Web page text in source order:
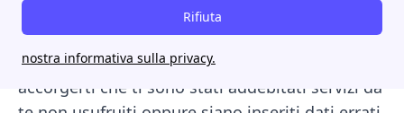
Rifiuta
nostra informativa sulla privacy.
Rimborso bolletta telefonica. Potrebbe
capitarti, prima o poi, diricevere unabolletta
telefonica errata. Per esempio, potresti
accorgerti che ti sono stati addebitati servizi da